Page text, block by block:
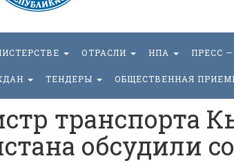
ОТРАСЛИ НПА ПРЕСС
ТЕНДЕРЫ ОБЩЕСТВЕННАЯ
транспорта
обсудили